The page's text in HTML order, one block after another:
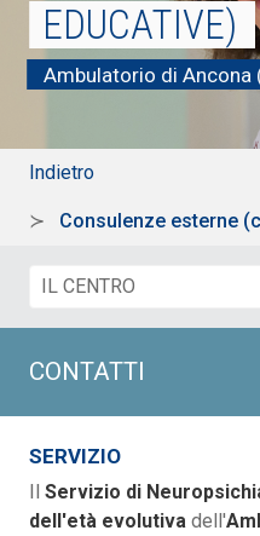
EDUCATIVE)
Ambulatorio di Ancona
Indietro
Consulenze esterne
CONTATTI
SERVIZIO
Il Servizio di
dell'età evolutiva dell'